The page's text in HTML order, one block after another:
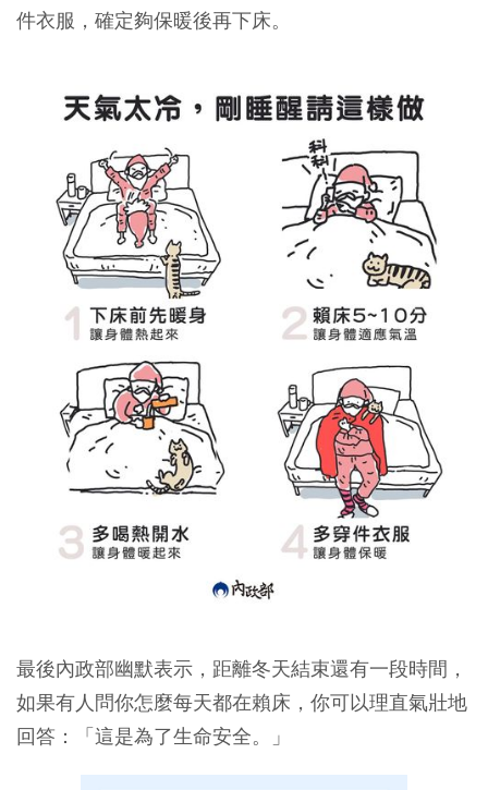
件衣服，確定夠保暖後再下床。
最後內政部幽默表示，距離冬天結束還有一段時間，
如果有人問你怎麼每天都在賴床，你可以理直氣壯地
回答：「這是為了生命安全。」